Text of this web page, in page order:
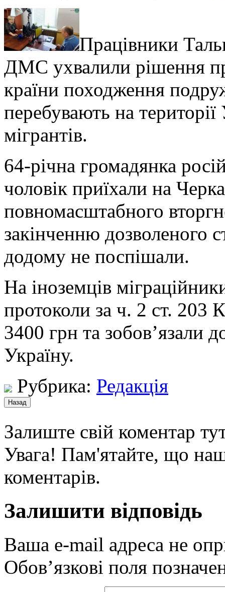
Працівники
ДМС ухвалили рішення
країни походження
перебувають на території
мігрантів.
64-річна громадянка
чоловік приїхали на
повномасштабного
закінченню дозволеного
додому не поспішали.
На іноземців
протоколи за ч. 2 ст.
3400 грн та зобов’язали
Україну.
Рубрика: Редакція
Залиште свій коментар
Увага! Пам'ятайте, що
коментарів.
Залишити відповідь
Ваша e-mail адреса не
Обов’язкові поля